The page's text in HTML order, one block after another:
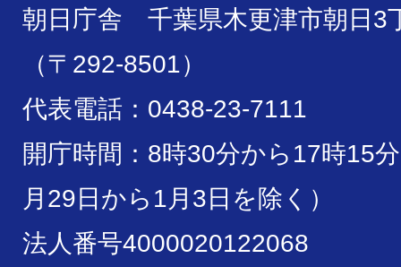
朝日庁舎 千葉県木更津市朝日3
（〒292-8501）
代表電話：0438-23-7111
開庁時間：8時30分から17時15
月29日から1月3日を除く）
法人番号4000020122068